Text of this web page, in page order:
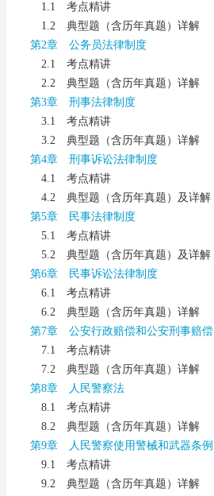
1.1 考点精讲
1.2 典型题（含历年真题）详解
第2章 公务员法律制度
2.1 考点精讲
2.2 典型题（含历年真题）详解
第3章 刑事法律制度
3.1 考点精讲
3.2 典型题（含历年真题）详解
第4章 刑事诉讼法律制度
4.1 考点精讲
4.2 典型题（含历年真题）及详解
第5章 民事法律制度
5.1 考点精讲
5.2 典型题（含历年真题）及详解
第6章 民事诉讼法律制度
6.1 考点精讲
6.2 典型题（含历年真题）详解
第7章 公安行政赔偿和公安刑事赔偿
7.1 考点精讲
7.2 典型题（含历年真题）详解
第8章 人民警察法
8.1 考点精讲
8.2 典型题（含历年真题）详解
第9章 人民警察使用警械和武器条例
9.1 考点精讲
9.2 典型题（含历年真题）详解